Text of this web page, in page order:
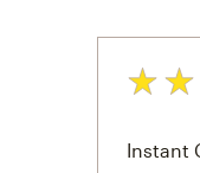
Instant